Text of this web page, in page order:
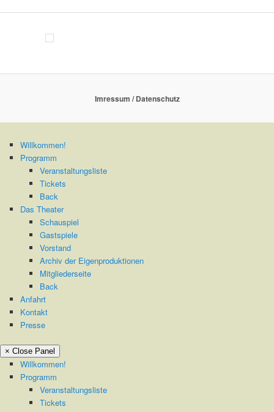
Imressum / Datenschutz
Willkommen!
Programm
Veranstaltungsliste
Tickets
Back
Das Theater
Schauspiel
Gastspiele
Vorstand
Archiv der Eigenproduktionen
Mitgliederseite
Back
Anfahrt
Kontakt
Presse
× Close Panel
Willkommen!
Programm
Veranstaltungsliste
Tickets